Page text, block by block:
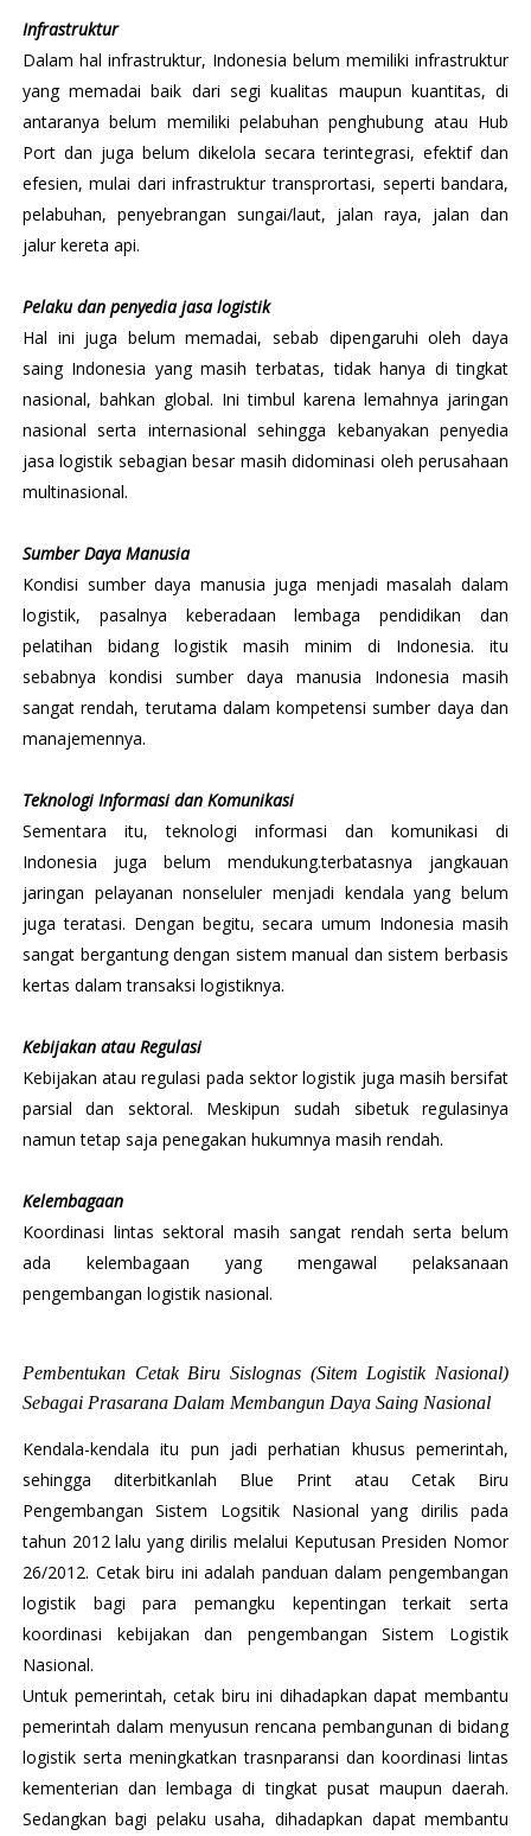
Infrastruktur
Dalam hal infrastruktur, Indonesia belum memiliki infrastruktur
yang memadai baik dari segi kualitas maupun kuantitas, di
antaranya belum memiliki pelabuhan penghubung atau Hub
Port dan juga belum dikelola secara terintegrasi, efektif dan
efesien, mulai dari infrastruktur transprortasi, seperti bandara,
pelabuhan, penyebrangan sungai/laut, jalan raya, jalan dan
jalur kereta api.
Pelaku dan penyedia jasa logistik
Hal ini juga belum memadai, sebab dipengaruhi oleh daya
saing Indonesia yang masih terbatas, tidak hanya di tingkat
nasional, bahkan global. Ini timbul karena lemahnya jaringan
nasional serta internasional sehingga kebanyakan penyedia
jasa logistik sebagian besar masih didominasi oleh perusahaan
multinasional.
Sumber Daya Manusia
Kondisi sumber daya manusia juga menjadi masalah dalam
logistik, pasalnya keberadaan lembaga pendidikan dan
pelatihan bidang logistik masih minim di Indonesia. itu
sebabnya kondisi sumber daya manusia Indonesia masih
sangat rendah, terutama dalam kompetensi sumber daya dan
manajemennya.
Teknologi Informasi dan Komunikasi
Sementara itu, teknologi informasi dan komunikasi di
Indonesia juga belum mendukung.terbatasnya jangkauan
jaringan pelayanan nonseluler menjadi kendala yang belum
juga teratasi. Dengan begitu, secara umum Indonesia masih
sangat bergantung dengan sistem manual dan sistem berbasis
kertas dalam transaksi logistiknya.
Kebijakan atau Regulasi
Kebijakan atau regulasi pada sektor logistik juga masih bersifat
parsial dan sektoral. Meskipun sudah sibetuk regulasinya
namun tetap saja penegakan hukumnya masih rendah.
Kelembagaan
Koordinasi lintas sektoral masih sangat rendah serta belum
ada kelembagaan yang mengawal pelaksanaan
pengembangan logistik nasional.
Pembentukan Cetak Biru Sislognas (Sitem Logistik Nasional)
Sebagai Prasarana Dalam Membangun Daya Saing Nasional
Kendala-kendala itu pun jadi perhatian khusus pemerintah,
sehingga diterbitkanlah Blue Print atau Cetak Biru
Pengembangan Sistem Logsitik Nasional yang dirilis pada
tahun 2012 lalu yang dirilis melalui Keputusan Presiden Nomor
26/2012. Cetak biru ini adalah panduan dalam pengembangan
logistik bagi para pemangku kepentingan terkait serta
koordinasi kebijakan dan pengembangan Sistem Logistik
Nasional.
Untuk pemerintah, cetak biru ini dihadapkan dapat membantu
pemerintah dalam menyusun rencana pembangunan di bidang
logistik serta meningkatkan trasnparansi dan koordinasi lintas
kementerian dan lembaga di tingkat pusat maupun daerah.
Sedangkan bagi pelaku usaha, dihadapkan dapat membantu